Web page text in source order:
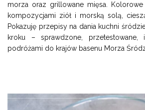
morza oraz grillowane mięsa.
kompozycjami ziół i morską solą,
Pokazuję przepisy na dania kuchni
kroku – sprawdzone, przetestowane,
podróżami do krajów basenu Morza